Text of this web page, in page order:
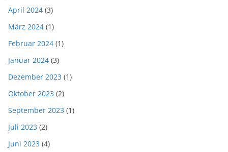
April 2024 (3)
März 2024 (1)
Februar 2024 (1)
Januar 2024 (3)
Dezember 2023 (1)
Oktober 2023 (2)
September 2023 (1)
Juli 2023 (2)
Juni 2023 (4)